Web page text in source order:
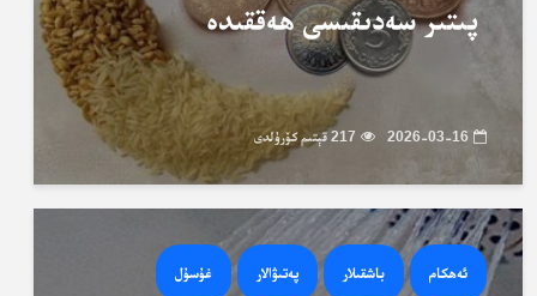
پىتىر سەدىقىسى ھەققىدە
2026-03-16 217 قېتىم كۆرۈلدى
ئەھكام باشقىلار پەتىۋالار غۇسۇل